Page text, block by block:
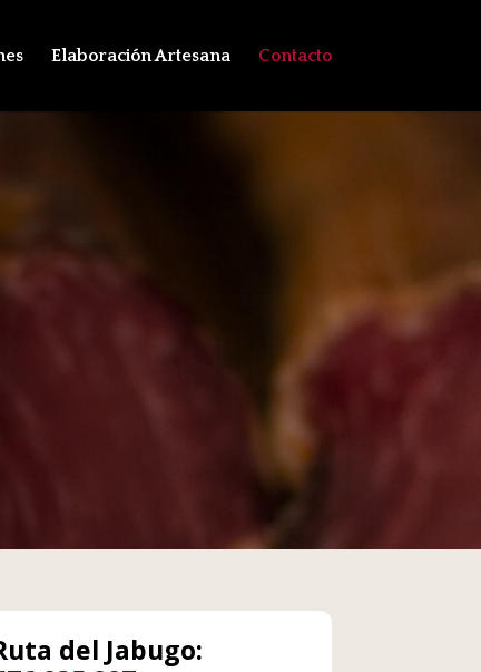
Elaboración Artesana Contacto
del Jabugo: